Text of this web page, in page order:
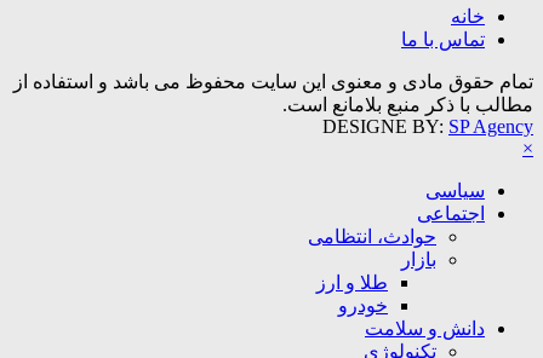
خانه
تماس با ما
تمام حقوق مادی و معنوی این سایت محفوظ می باشد و استفاده از
مطالب با ذکر منبع بلامانع است.
DESIGNE BY: SP Agency
×
سیاسی
اجتماعی
حوادث، انتظامی
بازار
طلا و ارز
خودرو
دانش و سلامت
تکنولوژی